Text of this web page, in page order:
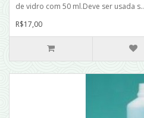
de vidro com 50 ml.Deve ser usada s..
R$17,00